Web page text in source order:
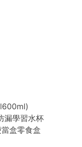
漏學習水杯
盒零食盒